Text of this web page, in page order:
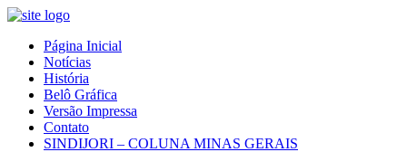
Página Inicial
Notícias
História
Belô Gráfica
Versão Impressa
Contato
SINDIJORI – COLUNA MINAS GERAIS